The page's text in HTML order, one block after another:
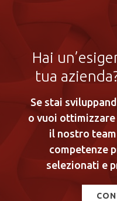
Hai
tua
Se stai
o vuoi
il nostro
competenze
selezionati e